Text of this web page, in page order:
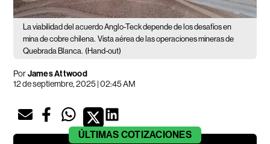
La viabilidad del acuerdo Anglo-Teck depende de los desafíos en
mina de cobre chilena. Vista aérea de las operaciones mineras de
Quebrada Blanca. (Hand-out)
PorJames Attwood
12 de septiembre, 2025 | 02:45 AM
ÚLTIMAS COTIZACIONES